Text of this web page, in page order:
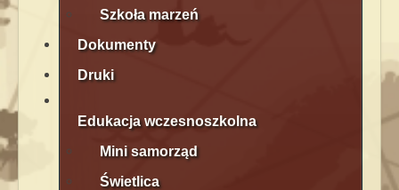
Szkoła marzeń
Dokumenty
Druki
Edukacja wczesnoszkolna
Mini samorząd
Świetlica